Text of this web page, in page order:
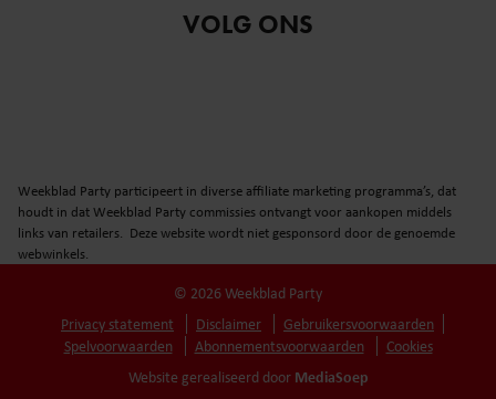
VOLG ONS
Weekblad Party participeert in diverse affiliate marketing programma’s, dat
houdt in dat Weekblad Party commissies ontvangt voor aankopen middels
links van retailers. Deze website wordt niet gesponsord door de genoemde
webwinkels.
© 2026 Weekblad Party
Privacy statement
Disclaimer
Gebruikersvoorwaarden
Spelvoorwaarden
Abonnementsvoorwaarden
Cookies
Website gerealiseerd door MediaSoep